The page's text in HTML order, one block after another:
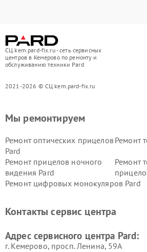
СЦ kem.pard-fix.ru - сеть сервисных
центров в Кемерово по ремонту и
обслуживанию техники Pard
2021-2026 © СЦ kem.pard-fix.ru
Мы ремонтируем
Ремонт оптических прицелов
Pard
Ремонт
Ремонт прицелов ночного
видения Pard
Ремонт
Ремонт цифровых монокуляров Pard
Контакты сервис центра
Адрес сервисного центра Pard:
г. Кемерово, просп. Ленина, 59А